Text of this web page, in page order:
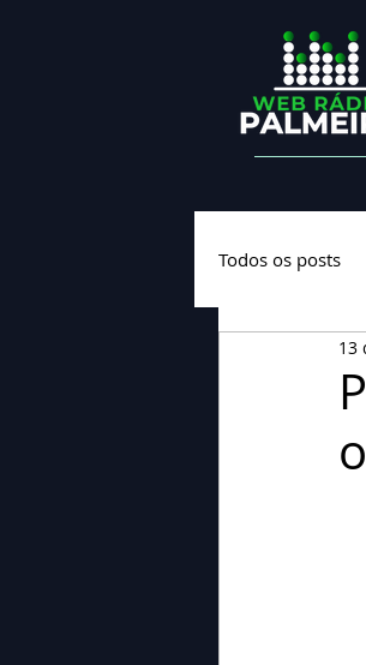
Todos os posts
13